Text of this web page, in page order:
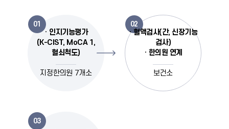
01
· 인지기능평가
(K-CIST, MoCA 1,
혈쇠척도)
지정한의원 7개소
02
· 혈액검사(간, 신장기능
검사)
· 한의원 연계
보건소
03